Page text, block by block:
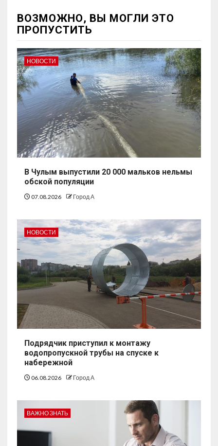
ВОЗМОЖНО, ВЫ МОГЛИ ЭТО
ПРОПУСТИТЬ
НОВОСТИ
В Чулым выпустили 20 000 мальков нельмы
обской популяции
07.08.2026 Город А
НОВОСТИ
Подрядчик приступил к монтажу
водопропускной трубы на спуске к
набережной
06.08.2026 Город А
ВАЖНО ЗНАТЬ